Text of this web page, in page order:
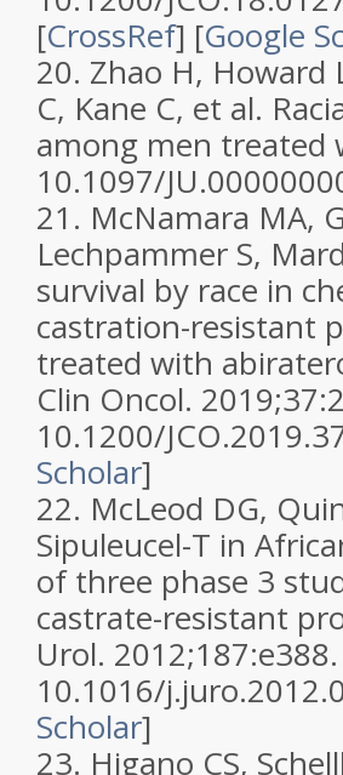
[CrossRef] [Google
20. Zhao H, Howard
C, Kane C, et al.
among men treated
10.1097/
21. McNamara MA,
Lechpammer S,
survival by race in
castration-resistant
treated with
Clin Oncol.
10.1200/
Scholar]
22. McLeod DG,
Sipuleucel-T in
of three phase 3
castrate-resistant
Urol.
10.1016/
Scholar]
23. Higano CS,